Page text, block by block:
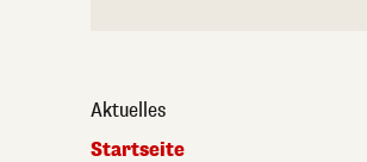
Aktuelles
Startseite